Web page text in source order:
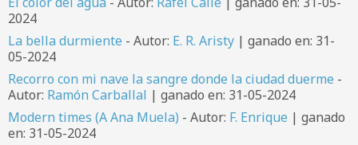
2024
La bella durmiente - Autor: E. R. Aristy | ganado en: 31-
05-2024
Recorro con mi nave la sangre donde la ciudad duerme -
Autor: Ramón Carballal | ganado en: 31-05-2024
Modern times (A Ana Muela) - Autor: F. Enrique | ganado
en: 31-05-2024